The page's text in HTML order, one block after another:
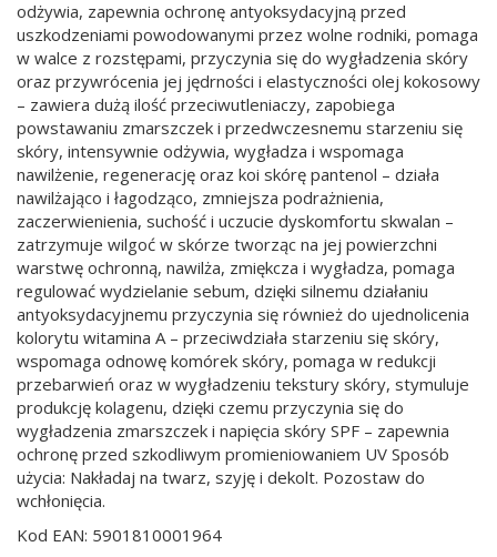
odżywia, zapewnia ochronę antyoksydacyjną przed
uszkodzeniami powodowanymi przez wolne rodniki, pomaga
w walce z rozstępami, przyczynia się do wygładzenia skóry
oraz przywrócenia jej jędrności i elastyczności olej kokosowy
– zawiera dużą ilość przeciwutleniaczy, zapobiega
powstawaniu zmarszczek i przedwczesnemu starzeniu się
skóry, intensywnie odżywia, wygładza i wspomaga
nawilżenie, regenerację oraz koi skórę pantenol – działa
nawilżająco i łagodząco, zmniejsza podrażnienia,
zaczerwienienia, suchość i uczucie dyskomfortu skwalan –
zatrzymuje wilgoć w skórze tworząc na jej powierzchni
warstwę ochronną, nawilża, zmiękcza i wygładza, pomaga
regulować wydzielanie sebum, dzięki silnemu działaniu
antyoksydacyjnemu przyczynia się również do ujednolicenia
kolorytu witamina A – przeciwdziała starzeniu się skóry,
wspomaga odnowę komórek skóry, pomaga w redukcji
przebarwień oraz w wygładzeniu tekstury skóry, stymuluje
produkcję kolagenu, dzięki czemu przyczynia się do
wygładzenia zmarszczek i napięcia skóry SPF – zapewnia
ochronę przed szkodliwym promieniowaniem UV Sposób
użycia: Nakładaj na twarz, szyję i dekolt. Pozostaw do
wchłonięcia.
Kod EAN: 5901810001964